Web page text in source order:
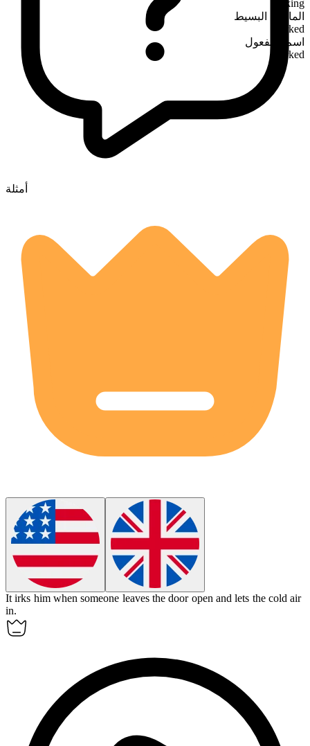
irking
الماضي البسيط
irked
اسم المفعول
irked
أمثلة
Itirks him when someone leaves the door open and lets the cold air
in.